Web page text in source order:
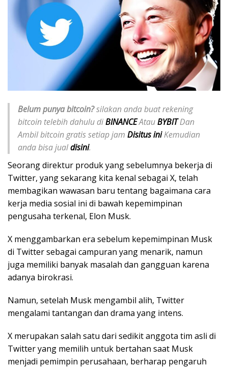
Belum punya bitcoin?silakan anda buat rekening
bitcoin telebih dahulu diBINANCEAtauBYBITDan
Ambil bitcoin gratis setiap jam Disitus iniKemudian
anda bisa jualdisini.
Seorang direktur produk yang sebelumnya bekerja di
Twitter, yang sekarang kita kenal sebagai X, telah
membagikan wawasan baru tentang bagaimana cara
kerja media sosial ini di bawah kepemimpinan
pengusaha terkenal, Elon Musk.
X menggambarkan era sebelum kepemimpinan Musk
di Twitter sebagai campuran yang menarik, namun
juga memiliki banyak masalah dan gangguan karena
adanya birokrasi.
Namun, setelah Musk mengambil alih, Twitter
mengalami tantangan dan drama yang intens.
X merupakan salah satu dari sedikit anggota tim asli di
Twitter yang memilih untuk bertahan saat Musk
menjadi pemimpin perusahaan, berharap pengaruh